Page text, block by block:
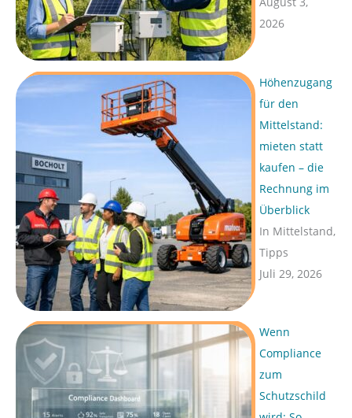
2026
Höhenzugang
für den
Mittelstand:
mieten statt
kaufen – die
Rechnung im
Überblick
In Mittelstand,
Tipps
Juli 29, 2026
Wenn
Compliance
zum
Schutzschild